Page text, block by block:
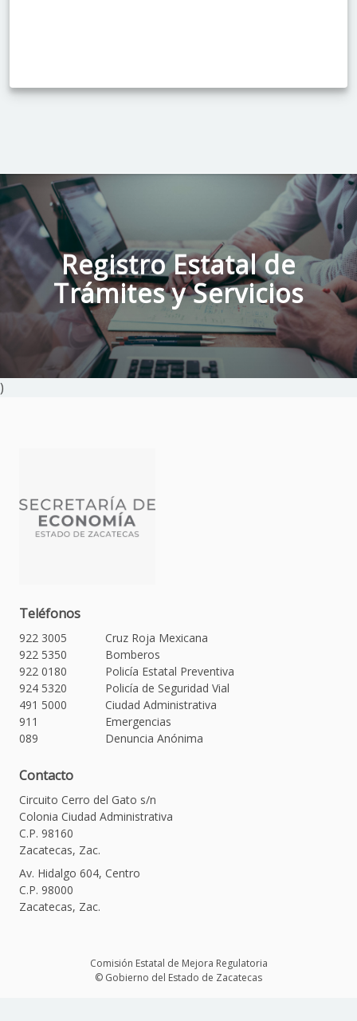
Registro Estatal de
Trámites y Servicios
)
Teléfonos
922 3005
Cruz Roja Mexicana
922 5350
Bomberos
922 0180
Policía Estatal Preventiva
924 5320
Policía de Seguridad Vial
491 5000
Ciudad Administrativa
911
Emergencias
089
Denuncia Anónima
Contacto
Circuito Cerro del Gato s/n
Colonia Ciudad Administrativa
C.P. 98160
Zacatecas, Zac.
Av. Hidalgo 604, Centro
C.P. 98000
Zacatecas, Zac.
Comisión Estatal de Mejora Regulatoria
© Gobierno del Estado de Zacatecas